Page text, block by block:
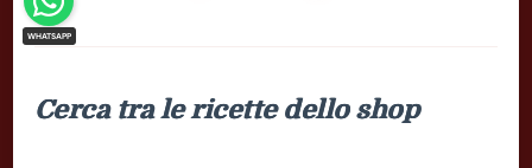
Cerca tra le ricette dello shop